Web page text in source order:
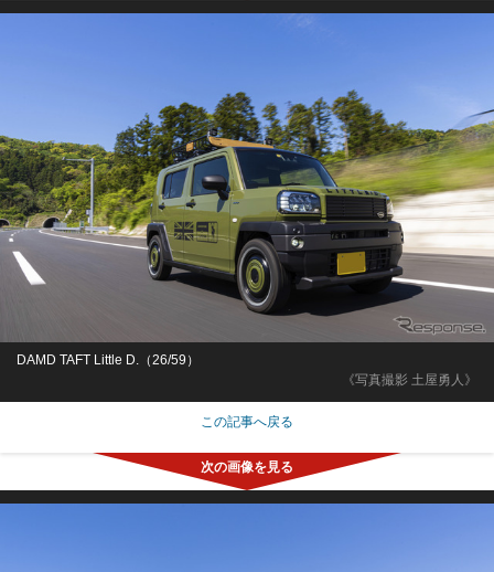
《写真撮影 土屋勇人》
DAMD TAFT Little D.（26/59）
この記事へ戻る